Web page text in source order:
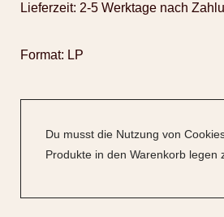
Lieferzeit: 2-5 Werktage nach
Format: LP
Du musst die Nutzung von
Produkte in den Warenkorb legen